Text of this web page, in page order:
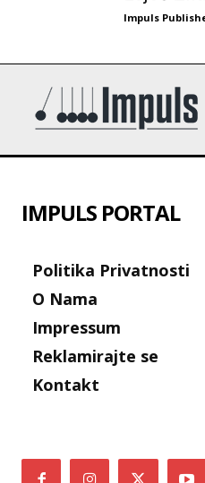
Impuls
IMPULS PORTAL
Politika Privatnosti
O Nama
Impressum
Reklamirajte se
Kontakt